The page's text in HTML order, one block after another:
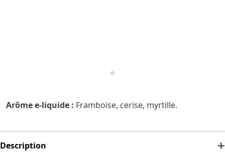
Arôme e-liquide : Framboise, cerise, myrtille.
Description